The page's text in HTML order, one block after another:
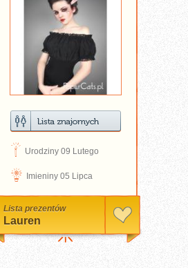
D Urodziny 09 Lutego
N Imieniny 05 Lipca
Lista prezentów
Lauren